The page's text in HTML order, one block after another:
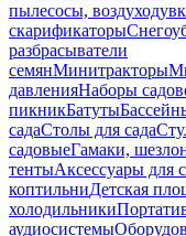
пылесосы,
скарификаторы
разбрасыватели
семянМинитракторы
давленияНаборы
пикникБатуты
садаСтолы для сада
садовыеГамаки,
тентыАксессуары для
коптильниДетская
холодильники
аудиосистемы